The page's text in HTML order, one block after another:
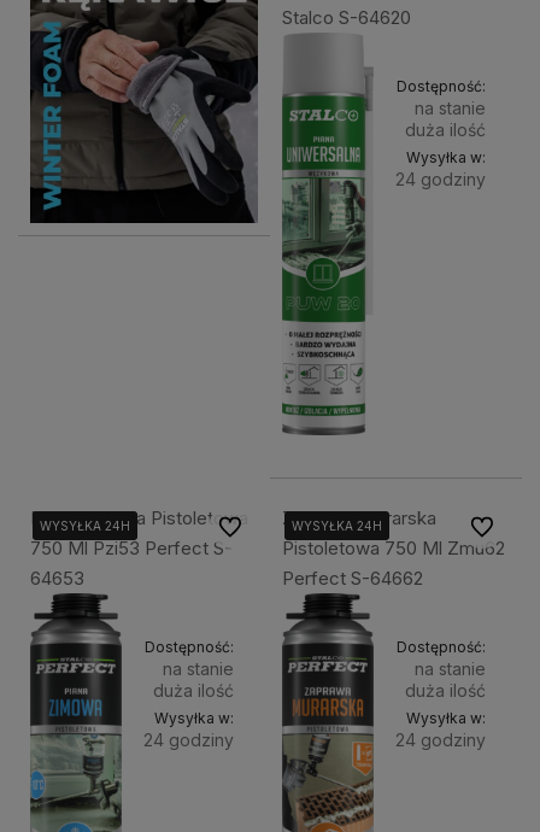
Stalco S-64620
Dostępność:
na stanie
duża ilość
Wysyłka w:
24 godziny
Piana Zimowa Pistoletowa
750 Ml Pzi53 Perfect S-
64653
WYSYŁKA 24H
WYSYŁKA 24H
WYSYŁKA 24H
Dostępność:
na stanie
duża ilość
Wysyłka w:
24 godziny
Do ulubionychZaprawa Murarska
Pistoletowa 750 Ml Zmu62
Perfect S-64662
WYSYŁKA 24H
WYSYŁKA 24H
WYSYŁKA 24H
Dostępność:
na stanie
duża ilość
Wysyłka w:
24 godziny
Do